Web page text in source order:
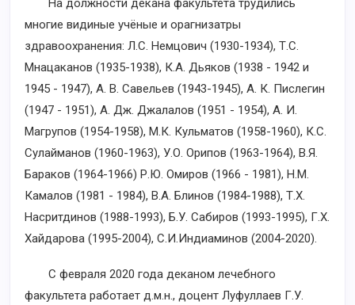
На должности декана факультета трудились
многие видиные учёные и орагнизатры
здравоохранения: Л.С. Немцович (1930-1934), Т.С.
Мнацаканов (1935-1938), К.А. Дьяков (1938 - 1942 и
1945 - 1947), А. В. Савельев (1943-1945), А. К. Пислегин
(1947 - 1951), А. Дж. Джалалов (1951 - 1954), А. И.
Магрупов (1954-1958), М.К. Кульматов (1958-1960), К.С.
Сулайманов (1960-1963), У.О. Орипов (1963-1964), В.Я.
Бараков (1964-1966) Р.Ю. Омиров (1966 - 1981), Н.М.
Камалов (1981 - 1984), В.А. Блинов (1984-1988), Т.Х.
Насритдинов (1988-1993), Б.У. Сабиров (1993-1995), Г.Х.
Хайдарова (1995-2004), С.И.Индиаминов (2004-2020).
С февраля 2020 года деканом лечебного
факультета работает д.м.н., доцент Луфуллаев Г.У.